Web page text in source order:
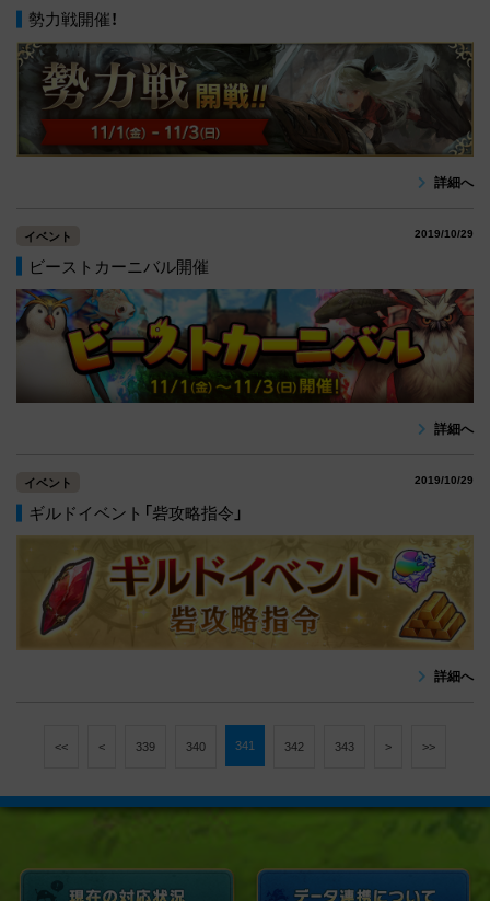
勢力戦開催！
詳細へ
イベント 2019/10/29
ビーストカーニバル開催
詳細へ
イベント 2019/10/29
ギルドイベント「砦攻略指令」
詳細へ
<< < 339 340 341 342 343 > >>